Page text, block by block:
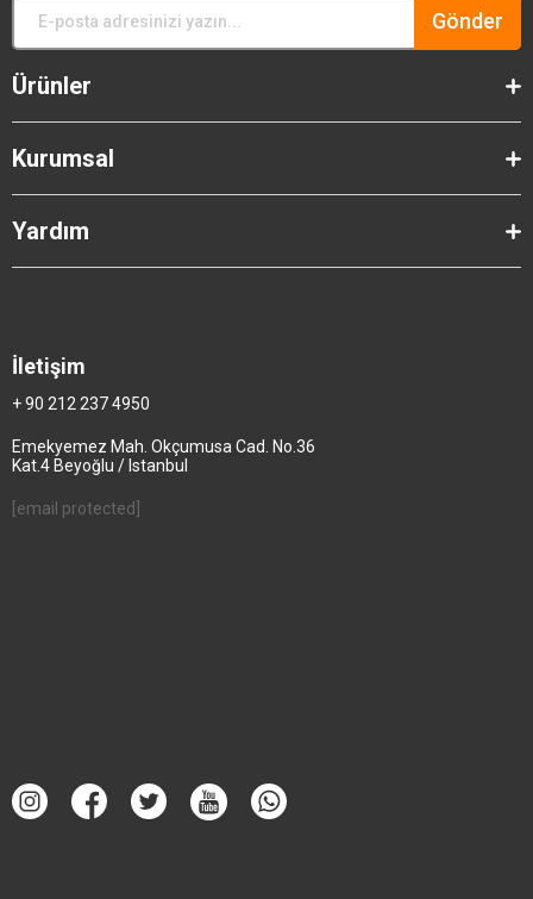
Gönder
Ürünler
Kurumsal
Yardım
İletişim
+ 90 212 237 4950
Emekyemez Mah. Okçumusa Cad. No.36
Kat.4 Beyoğlu / Istanbul
[email protected]